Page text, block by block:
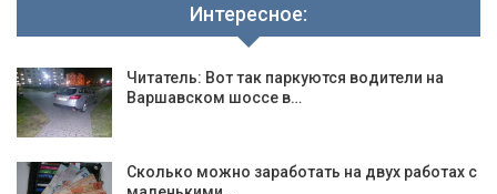
Интересное:
Читатель: Вот так паркуются водители на
Варшавском шоссе в…
Сколько можно заработать на двух работах с